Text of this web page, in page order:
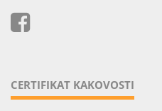
CERTIFIKAT KAKOVOSTI